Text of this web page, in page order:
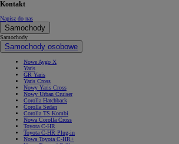
Kontakt
Napisz do nas
Samochody
Samochody
Samochody osobowe
Nowe Aygo X
Yaris
GR Yaris
Yaris Cross
Nowy Yaris Cross
Nowy Urban Cruiser
Corolla Hatchback
Corolla Sedan
Corolla TS Kombi
Nowa Corolla Cross
Toyota C-HR
Toyota C-HR Plug-in
Nowa Toyota C-HR+